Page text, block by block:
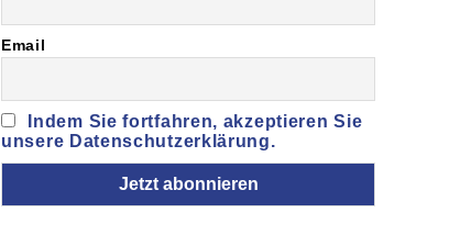
Email
Indem Sie fortfahren, akzeptieren Sie
unsere Datenschutzerklärung.